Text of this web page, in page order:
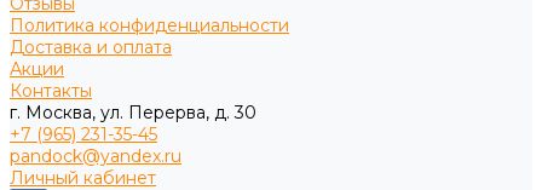
Политика конфиденциальности
Доставка и оплата
Акции
Контакты
г. Москва, ул. Перерва, д. 30
+7 (965) 231-35-45
pandock@yandex.ru
Личный кабинет